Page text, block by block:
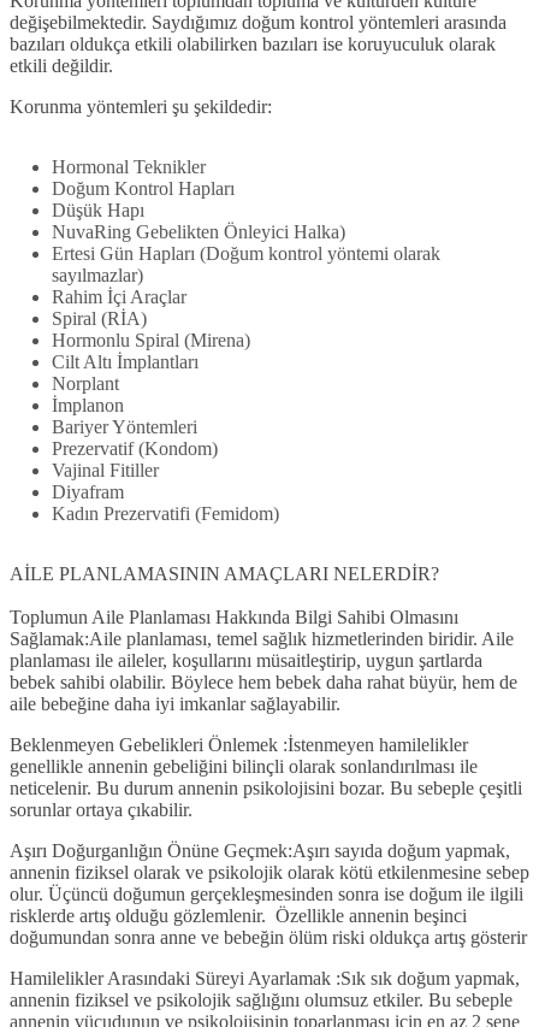
değişebilmektedir. Saydığımız doğum kontrol yöntemleri arasında
bazıları oldukça etkili olabilirken bazıları ise koruyuculuk olarak
etkili değildir.
Korunma yöntemleri şu şekildedir:
Hormonal Teknikler
Doğum Kontrol Hapları
Düşük Hapı
NuvaRing Gebelikten Önleyici Halka)
Ertesi Gün Hapları (Doğum kontrol yöntemi olarak
sayılmazlar)
Rahim İçi Araçlar
Spiral (RİA)
Hormonlu Spiral (Mirena)
Cilt Altı İmplantları
Norplant
İmplanon
Bariyer Yöntemleri
Prezervatif (Kondom)
Vajinal Fitiller
Diyafram
Kadın Prezervatifi (Femidom)
AİLE PLANLAMASININ AMAÇLARI NELERDİR?
Toplumun Aile Planlaması Hakkında Bilgi Sahibi Olmasını
Sağlamak:Aile planlaması, temel sağlık hizmetlerinden biridir. Aile
planlaması ile aileler, koşullarını müsaitleştirip, uygun şartlarda
bebek sahibi olabilir. Böylece hem bebek daha rahat büyür, hem de
aile bebeğine daha iyi imkanlar sağlayabilir.
Beklenmeyen Gebelikleri Önlemek :İstenmeyen hamilelikler
genellikle annenin gebeliğini bilinçli olarak sonlandırılması ile
neticelenir. Bu durum annenin psikolojisini bozar. Bu sebeple çeşitli
sorunlar ortaya çıkabilir.
Aşırı Doğurganlığın Önüne Geçmek:Aşırı sayıda doğum yapmak,
annenin fiziksel olarak ve psikolojik olarak kötü etkilenmesine sebep
olur. Üçüncü doğumun gerçekleşmesinden sonra ise doğum ile ilgili
risklerde artış olduğu gözlemlenir. Özellikle annenin beşinci
doğumundan sonra anne ve bebeğin ölüm riski oldukça artış gösterir
Hamilelikler Arasındaki Süreyi Ayarlamak :Sık sık doğum yapmak,
annenin fiziksel ve psikolojik sağlığını olumsuz etkiler. Bu sebeple
annenin vücudunun ve psikolojisinin toparlanması için en az 2 sene